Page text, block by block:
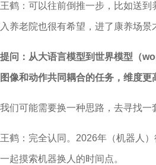
王鹤：可以往前倒推一步，比如送
入养老院也很有希望，进了康养场景
提问：从大语言模型到世界模型（
图像和动作共同耦合的任务，维度
我们可能需要换一种思路，去寻找一
王鹤：完全认同。2026年（机器人
一起摸索机器换人的时间点。